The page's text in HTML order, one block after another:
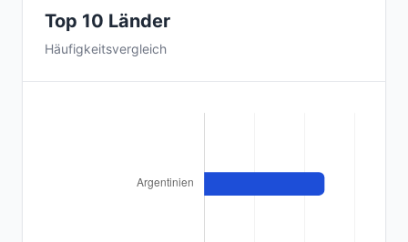
Top 10 Länder
Häufigkeitsvergleich